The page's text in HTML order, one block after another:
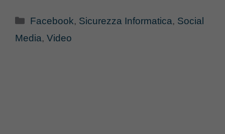
Categorie
Facebook, Sicurezza Informatica, Social
Media, Video